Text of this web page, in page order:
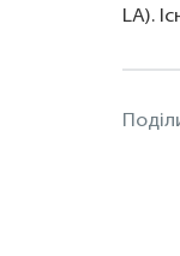
LA).